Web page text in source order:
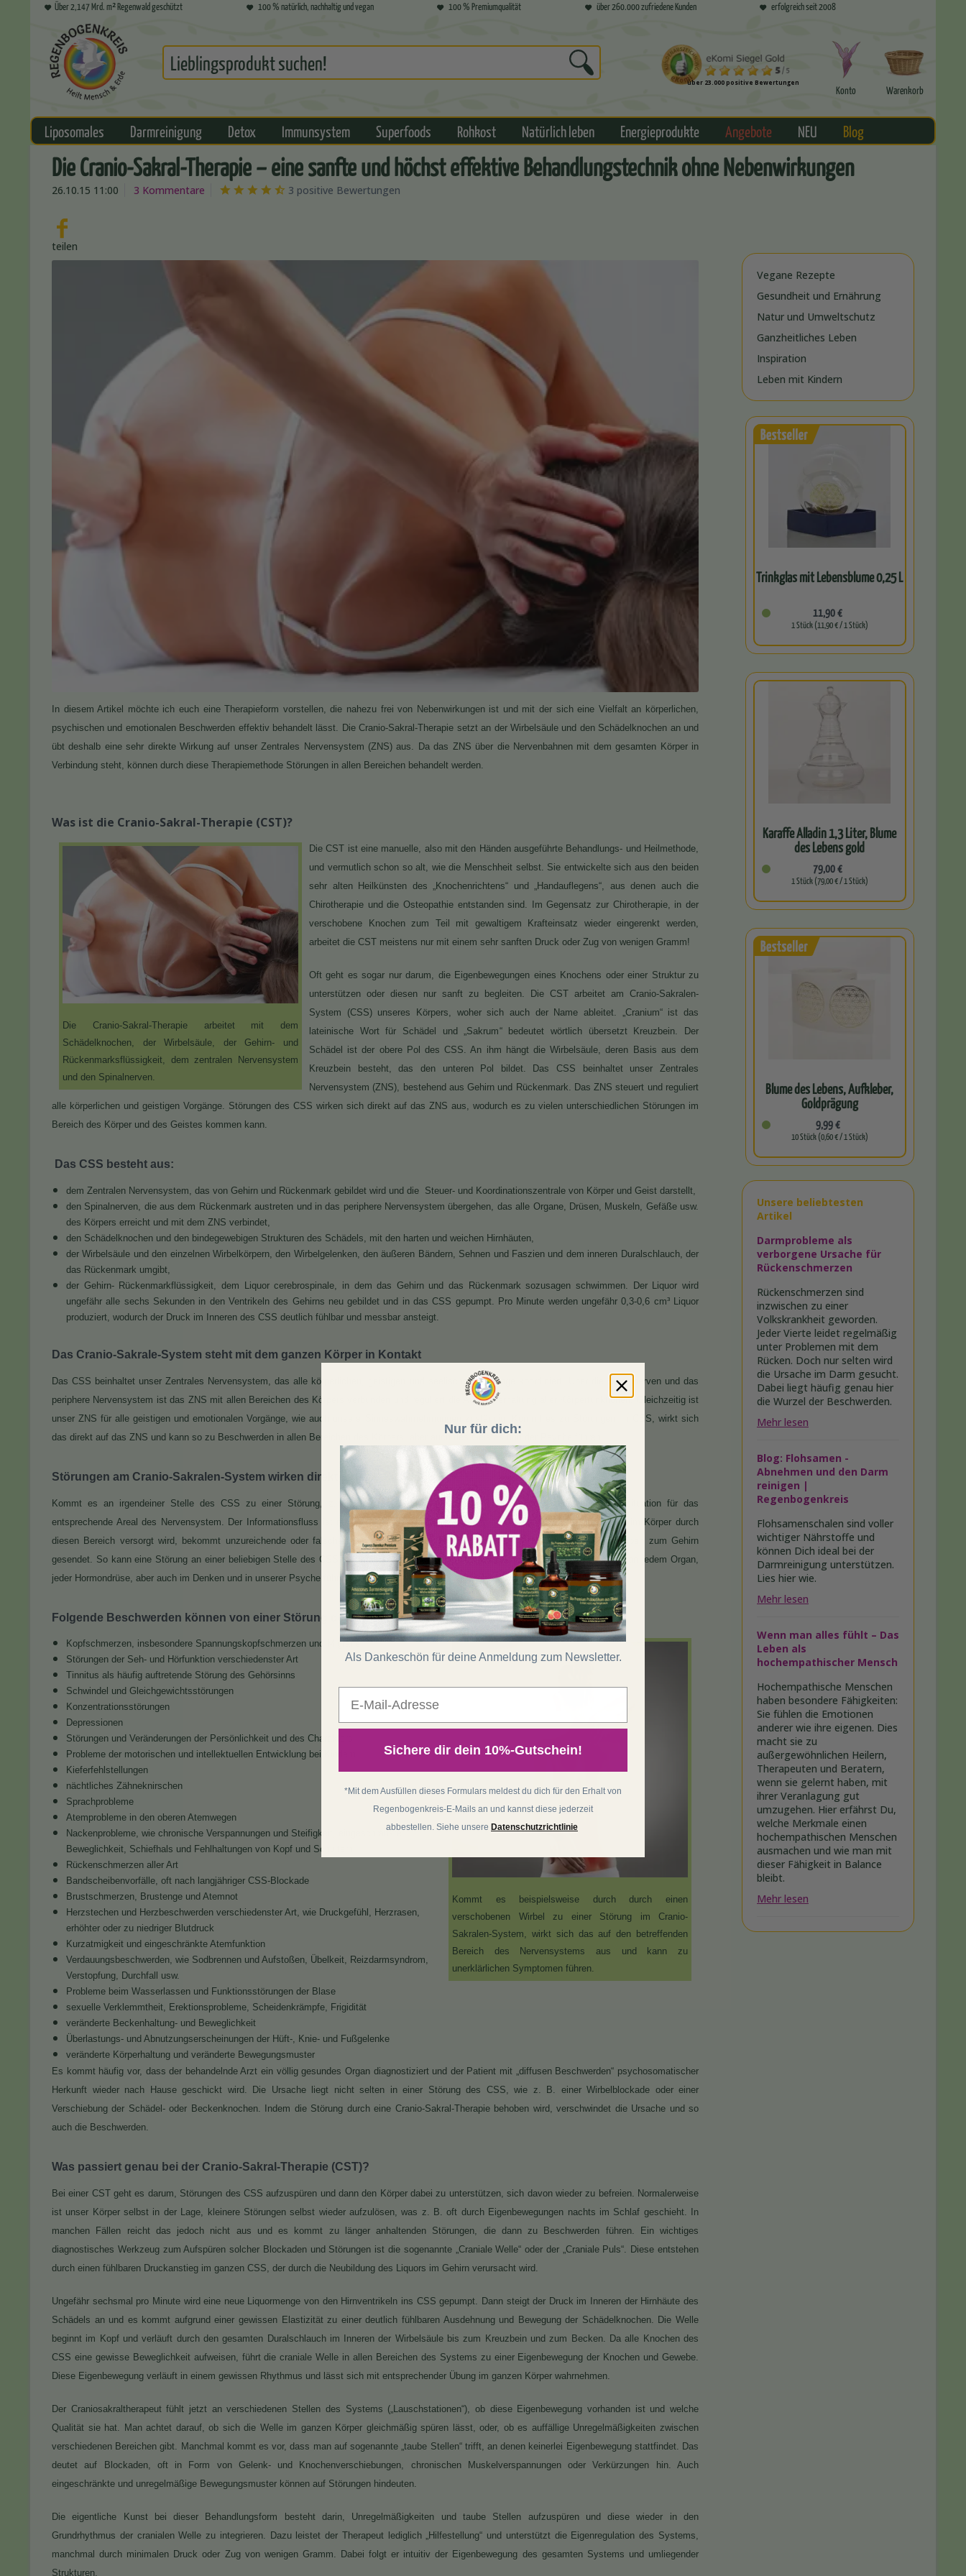
Über 2,147 Mrd. m² Regenwald geschützt 100 % natürlich, nachhaltig und vegan 100 % Premiumqualität über 260.000 zufriedene Kunden erfolgreich seit 2008
über 23.000 positive Bewertungen
Konto Warenkorb
Liposomales Darmreinigung Detox Immunsystem Superfoods Rohkost Natürlich leben Energieprodukte Angebote NEU Blog
Die Cranio-Sakral-Therapie – eine sanfte und höchst effektive Behandlungstechnik ohne Nebenwirkungen
26.10.15 11:00 3 Kommentare 3 positive Bewertungen
teilen
In diesem Artikel möchte ich euch eine Therapieform vorstellen, die nahezu frei von Nebenwirkungen ist und mit der sich eine Vielfalt an körperlichen,
psychischen und emotionalen Beschwerden effektiv behandelt lässt. Die Cranio-Sakral-Therapie setzt an der Wirbelsäule und den Schädelknochen an und
übt deshalb eine sehr direkte Wirkung auf unser Zentrales Nervensystem (ZNS) aus. Da das ZNS über die Nervenbahnen mit dem gesamten Körper in
Verbindung steht, können durch diese Therapiemethode Störungen in allen Bereichen behandelt werden.
Was ist die Cranio-Sakral-Therapie (CST)?
Die Cranio-Sakral-Therapie arbeitet mit dem
Schädelknochen, der Wirbelsäule, der Gehirn- und
Rückenmarksflüssigkeit, dem zentralen Nervensystem
und den Spinalnerven.
Die CST ist eine manuelle, also mit den Händen ausgeführte Behandlungs- und Heilmethode,
und vermutlich schon so alt, wie die Menschheit selbst. Sie entwickelte sich aus den beiden
sehr alten Heilkünsten des „Knochenrichtens“ und „Handauflegens“, aus denen auch die
Chirotherapie und die Osteopathie entstanden sind. Im Gegensatz zur Chirotherapie, in der
verschobene Knochen zum Teil mit gewaltigem Krafteinsatz wieder eingerenkt werden,
arbeitet die CST meistens nur mit einem sehr sanften Druck oder Zug von wenigen Gramm!
Oft geht es sogar nur darum, die Eigenbewegungen eines Knochens oder einer Struktur zu
unterstützen oder diesen nur sanft zu begleiten. Die CST arbeitet am Cranio-Sakralen-
System (CSS) unseres Körpers, woher sich auch der Name ableitet. „Cranium“ ist das
lateinische Wort für Schädel und „Sakrum“ bedeutet wörtlich übersetzt Kreuzbein. Der
Schädel ist der obere Pol des CSS. An ihm hängt die Wirbelsäule, deren Basis aus dem
Kreuzbein besteht, das den unteren Pol bildet. Das CSS beinhaltet unser Zentrales
Nervensystem (ZNS), bestehend aus Gehirn und Rückenmark. Das ZNS steuert und reguliert
alle körperlichen und geistigen Vorgänge. Störungen des CSS wirken sich direkt auf das ZNS aus, wodurch es zu vielen unterschiedlichen Störungen im
Bereich des Körper und des Geistes kommen kann.
Das CSS besteht aus:
dem Zentralen Nervensystem, das von Gehirn und Rückenmark gebildet wird und die Steuer- und Koordinationszentrale von Körper und Geist darstellt,
den Spinalnerven, die aus dem Rückenmark austreten und in das periphere Nervensystem übergehen, das alle Organe, Drüsen, Muskeln, Gefäße usw.
des Körpers erreicht und mit dem ZNS verbindet,
den Schädelknochen und den bindegewebigen Strukturen des Schädels, mit den harten und weichen Hirnhäuten,
der Wirbelsäule und den einzelnen Wirbelkörpern, den Wirbelgelenken, den äußeren Bändern, Sehnen und Faszien und dem inneren Duralschlauch, der
das Rückenmark umgibt,
der Gehirn- Rückenmarkflüssigkeit, dem Liquor cerebrospinale, in dem das Gehirn und das Rückenmark sozusagen schwimmen. Der Liquor wird
ungefähr alle sechs Sekunden in den Ventrikeln des Gehirns neu gebildet und in das CSS gepumpt. Pro Minute werden ungefähr 0,3-0,6 cm³ Liquor
produziert, wodurch der Druck im Inneren des CSS deutlich fühlbar und messbar ansteigt.
Das Cranio-Sakrale-System steht mit dem ganzen Körper in Kontakt
Das CSS beinhaltet unser Zentrales Nervensystem, das alle körperlichen, geistigen und seelischen Vorgänge koordiniert. Über die Spinalnerven und das
periphere Nervensystem ist das ZNS mit allen Bereichen des Körpers verbunden und reguliert die Aufrechterhaltung aller Körperfunktionen. Gleichzeitig ist
unser ZNS für alle geistigen und emotionalen Vorgänge, wie auch unsere Sinneswahrnehmungen zuständig. Kommt es zu Störungen im CSS, wirkt sich
das direkt auf das ZNS und kann so zu Beschwerden in allen Bereichen des Körpers, aber auch des Geistes und der Psyche führen.
Störungen am Cranio-Sakralen-System wirken direkt auf das ZNS
Kommt es an irgendeiner Stelle des CSS zu einer Störung, z. B. durch einen verschobenen Wirbel, bedeutet das eine Stresssituation für das
entsprechende Areal des Nervensystem. Der Informationsfluss ist nun an dieser Stelle in beide Richtungen verändert: Die Region, die im Körper durch
diesen Bereich versorgt wird, bekommt unzureichende oder falsche Signale. Gleichzeitig werden aber auch Fehlinformationen nach oben zum Gehirn
gesendet. So kann eine Störung an einer beliebigen Stelle des CSS zu unerklärlichen Symptomen und Beschwerden im ganzen Körper, an jedem Organ,
jeder Hormondrüse, aber auch im Denken und in unserer Psyche führen.
Folgende Beschwerden können von einer Störung des Cranio-Sakralen-Systems herrühren:
Kommt es beispielsweise durch durch einen
verschobenen Wirbel zu einer Störung im Cranio-
Sakralen-System, wirkt sich das auf den betreffenden
Bereich des Nervensystems aus und kann zu
unerklärlichen Symptomen führen.
Kopfschmerzen, insbesondere Spannungskopfschmerzen und Migräne
Störungen der Seh- und Hörfunktion verschiedenster Art
Tinnitus als häufig auftretende Störung des Gehörsinns
Schwindel und Gleichgewichtsstörungen
Konzentrationsstörungen
Depressionen
Störungen und Veränderungen der Persönlichkeit und des Charakters
Probleme der motorischen und intellektuellen Entwicklung bei Kindern
Kieferfehlstellungen
nächtliches Zähneknirschen
Sprachprobleme
Atemprobleme in den oberen Atemwegen
Nackenprobleme, wie chronische Verspannungen und Steifigkeit, eingeschränkte
Beweglichkeit, Schiefhals und Fehlhaltungen von Kopf und Schultern
Rückenschmerzen aller Art
Bandscheibenvorfälle, oft nach langjähriger CSS-Blockade
Brustschmerzen, Brustenge und Atemnot
Herzstechen und Herzbeschwerden verschiedenster Art, wie Druckgefühl, Herzrasen,
erhöhter oder zu niedriger Blutdruck
Kurzatmigkeit und eingeschränkte Atemfunktion
Verdauungsbeschwerden, wie Sodbrennen und Aufstoßen, Übelkeit, Reizdarmsyndrom,
Verstopfung, Durchfall usw.
Probleme beim Wasserlassen und Funktionsstörungen der Blase
sexuelle Verklemmtheit, Erektionsprobleme, Scheidenkrämpfe, Frigidität
veränderte Beckenhaltung- und Beweglichkeit
Überlastungs- und Abnutzungserscheinungen der Hüft-, Knie- und Fußgelenke
veränderte Körperhaltung und veränderte Bewegungsmuster
Es kommt häufig vor, dass der behandelnde Arzt ein völlig gesundes Organ diagnostiziert und der Patient mit „diffusen Beschwerden“ psychosomatischer
Herkunft wieder nach Hause geschickt wird. Die Ursache liegt nicht selten in einer Störung des CSS, wie z. B. einer Wirbelblockade oder einer
Verschiebung der Schädel- oder Beckenknochen. Indem die Störung durch eine Cranio-Sakral-Therapie behoben wird, verschwindet die Ursache und so
auch die Beschwerden.
Was passiert genau bei der Cranio-Sakral-Therapie (CST)?
Bei einer CST geht es darum, Störungen des CSS aufzuspüren und dann den Körper dabei zu unterstützen, sich davon wieder zu befreien. Normalerweise
ist unser Körper selbst in der Lage, kleinere Störungen selbst wieder aufzulösen, was z. B. oft durch Eigenbewegungen nachts im Schlaf geschieht. In
manchen Fällen reicht das jedoch nicht aus und es kommt zu länger anhaltenden Störungen, die dann zu Beschwerden führen. Ein wichtiges
diagnostisches Werkzeug zum Aufspüren solcher Blockaden und Störungen ist die sogenannte „Craniale Welle“ oder der „Craniale Puls“. Diese entstehen
durch einen fühlbaren Druckanstieg im ganzen CSS, der durch die Neubildung des Liquors im Gehirn verursacht wird.
Ungefähr sechsmal pro Minute wird eine neue Liquormenge von den Hirnventrikeln ins CSS gepumpt. Dann steigt der Druck im Inneren der Hirnhäute des
Schädels an und es kommt aufgrund einer gewissen Elastizität zu einer deutlich fühlbaren Ausdehnung und Bewegung der Schädelknochen. Die Welle
beginnt im Kopf und verläuft durch den gesamten Duralschlauch im Inneren der Wirbelsäule bis zum Kreuzbein und zum Becken. Da alle Knochen des
CSS eine gewisse Beweglichkeit aufweisen, führt die craniale Welle in allen Bereichen des Systems zu einer Eigenbewegung der Knochen und Gewebe.
Diese Eigenbewegung verläuft in einem gewissen Rhythmus und lässt sich mit entsprechender Übung im ganzen Körper wahrnehmen.
Der Craniosakraltherapeut fühlt jetzt an verschiedenen Stellen des Systems („Lauschstationen“), ob diese Eigenbewegung vorhanden ist und welche
Qualität sie hat. Man achtet darauf, ob sich die Welle im ganzen Körper gleichmäßig spüren lässt, oder, ob es auffällige Unregelmäßigkeiten zwischen
verschiedenen Bereichen gibt. Manchmal kommt es vor, dass man auf sogenannte „taube Stellen“ trifft, an denen keinerlei Eigenbewegung stattfindet. Das
deutet auf Blockaden, oft in Form von Gelenk- und Knochenverschiebungen, chronischen Muskelverspannungen oder Verkürzungen hin. Auch
eingeschränkte und unregelmäßige Bewegungsmuster können auf Störungen hindeuten.
Die eigentliche Kunst bei dieser Behandlungsform besteht darin, Unregelmäßigkeiten und taube Stellen aufzuspüren und diese wieder in den
Grundrhythmus der cranialen Welle zu integrieren. Dazu leistet der Therapeut lediglich „Hilfestellung“ und unterstützt die Eigenregulation des Systems,
manchmal durch minimalen Druck oder Zug von wenigen Gramm. Dabei folgt er intuitiv der Eigenbewegung des gesamten Systems und umliegender
Strukturen.
Vegane Rezepte
Gesundheit und Ernährung
Natur und Umweltschutz
Ganzheitliches Leben
Inspiration
Leben mit Kindern
Trinkglas mit Lebensblume 0,25 L
11,90 €
1 Stück (11,90 € / 1 Stück)
Karaffe Alladin 1,3 Liter, Blume
des Lebens gold
79,00 €
1 Stück (79,00 € / 1 Stück)
Blume des Lebens, Aufkleber,
Goldprägung
9,99 €
10 Stück (0,60 € / 1 Stück)
Unsere beliebtesten
Artikel
Darmprobleme als
verborgene Ursache für
Rückenschmerzen
Rückenschmerzen sind
inzwischen zu einer
Volkskrankheit geworden.
Jeder Vierte leidet regelmäßig
unter Problemen mit dem
Rücken. Doch nur selten wird
die Ursache im Darm gesucht.
Dabei liegt häufig genau hier
die Wurzel der Beschwerden.
Mehr lesen
Blog: Flohsamen -
Abnehmen und den Darm
reinigen |
Regenbogenkreis
Flohsamenschalen sind voller
wichtiger Nährstoffe und
können Dich ideal bei der
Darmreinigung unterstützen.
Lies hier wie.
Mehr lesen
Wenn man alles fühlt – Das
Leben als
hochempathischer Mensch
Hochempathische Menschen
haben besondere Fähigkeiten:
Sie fühlen die Emotionen
anderer wie ihre eigenen. Dies
macht sie zu
außergewöhnlichen Heilern,
Therapeuten und Beratern,
wenn sie gelernt haben, mit
ihrer Veranlagung gut
umzugehen. Hier erfährst Du,
welche Merkmale einen
hochempathischen Menschen
ausmachen und wie man mit
dieser Fähigkeit in Balance
bleibt.
Mehr lesen
Nur für dich:
Als Dankeschön für deine Anmeldung zum Newsletter.
Sichere dir dein 10%-Gutschein!
*Mit dem Ausfüllen dieses Formulars meldest du dich für den Erhalt von
Regenbogenkreis-E-Mails an und kannst diese jederzeit
abbestellen. Siehe unsere Datenschutzrichtlinie